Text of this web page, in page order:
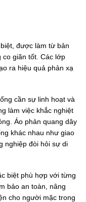
được làm từ bản
co giãn tốt. Các lớp
ra hiệu quả phản xạ
cần sự linh hoạt và
làm việc khắc nghiệt
Áo phản quang dây
khác nhau như giao
nghiệp đòi hỏi sự di
biệt phù hợp với từng
bảo an toàn, nâng
cho người mặc trong